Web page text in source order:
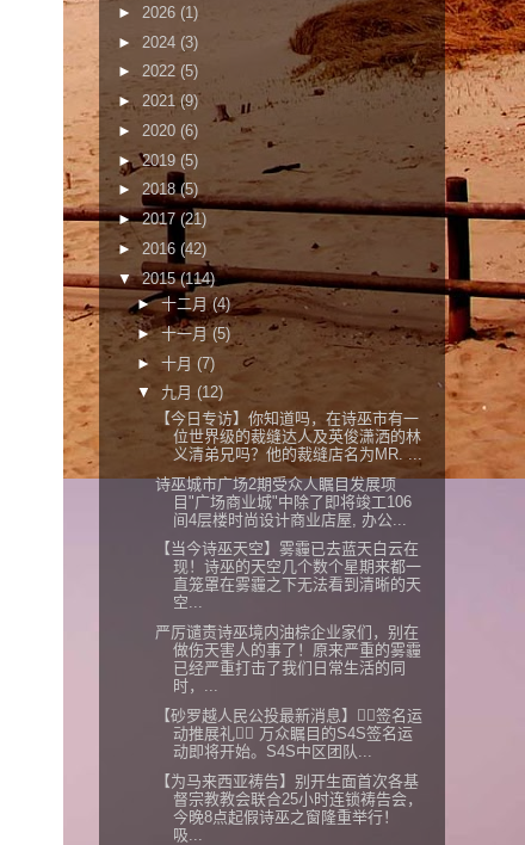
► 2026 (1)
► 2024 (3)
► 2022 (5)
► 2021 (9)
► 2020 (6)
►2019 (5)
► 2018(5)
►2017(21)
►2016 (42)
▼2015(114)
►十二月(4)
►十一月(5)
► 十月 (7)
▼ 九月 (12)
【今日专访】你知道吗，在诗巫市有一
位世界级的裁缝达人及英俊潇洒的林
义清弟兄吗？他的裁缝店名为MR. ...
诗巫城市广场2期受众人瞩目发展项
目"广场商业城"中除了即将竣工106
间4层楼时尚设计商业店屋, 办公...
【当今诗巫天空】雾霾已去蓝天白云在
现！诗巫的天空几个数个星期来都一
直笼罩在雾霾之下无法看到清晰的天
空...
严厉谴责诗巫境内油棕企业家们，别在
做伤天害人的事了！原来严重的雾霾
已经严重打击了我们日常生活的同
时，...
【砂罗越人民公投最新消息】签名运
动推展礼 万众瞩目的S4S签名运
动即将开始。S4S中区团队...
【为马来西亚祷告】别开生面首次各基
督宗教教会联合25小时连锁祷告会，
今晚8点起假诗巫之窗隆重举行！
吸...